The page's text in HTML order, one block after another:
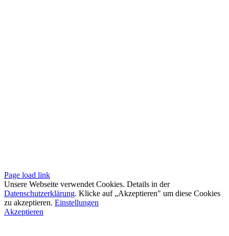
Page load link
Unsere Webseite verwendet Cookies. Details in der
Datenschutzerklärung. Klicke auf „Akzeptieren" um diese Cookies
zu akzeptieren. Einstellungen
Akzeptieren